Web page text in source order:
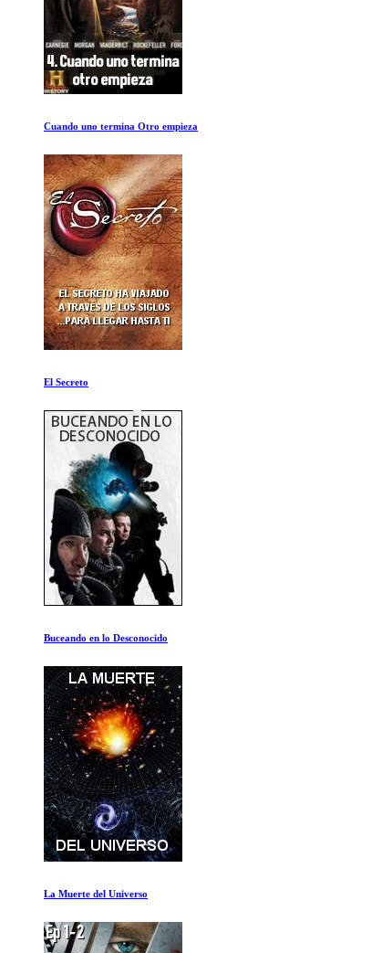
El Experimento de la Prision de Stanford
Los 14 ochomiles: No hay nada imposible
Imperio en el desierto
La gran noche del pop